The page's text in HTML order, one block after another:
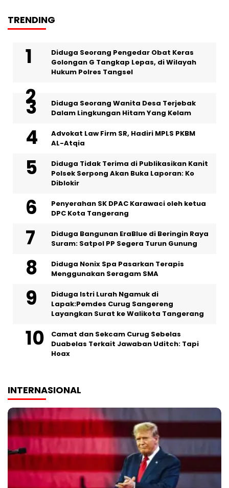
TRENDING
‎Diduga Seorang Pengedar Obat Keras
Golongan G Tangkap Lepas, di Wilayah
Hukum Polres Tangsel
‎Diduga Seorang Wanita Desa Terjebak
Dalam Lingkungan Hitam Yang Kelam
Advokat Law Firm SR, Hadiri MPLS PKBM
AL-Atqia
Diduga Tidak Terima di Publikasikan Kanit
Polsek Serpong Akan Buka Laporan: Ko
Diblokir
Penyerahan SK DPAC Karawaci oleh ketua
DPC Kota Tangerang
Diduga Bangunan EraBlue di Beringin Raya
Suram: Satpol PP Segera Turun Gunung
‎Diduga Nonix Spa Pasarkan Terapis
Menggunakan Seragam SMA
‎Diduga Istri Lurah Ngamuk di
Lapak:Pemdes Curug Sangereng
Layangkan Surat ke Walikota Tangerang
Camat dan Sekcam Curug Sebelas
Duabelas Terkait Jawaban Uditch: Tapi
Hoax
INTERNASIONAL